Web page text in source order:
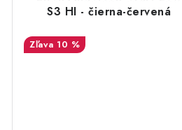
S3 HI - čierna-červená
10 %